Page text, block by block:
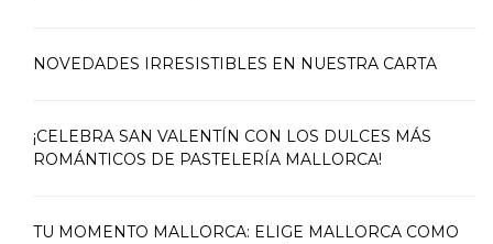
NOVEDADES IRRESISTIBLES EN NUESTRA CARTA
¡CELEBRA SAN VALENTÍN CON LOS DULCES MÁS
ROMÁNTICOS DE PASTELERÍA MALLORCA!
TU MOMENTO MALLORCA: ELIGE MALLORCA COMO